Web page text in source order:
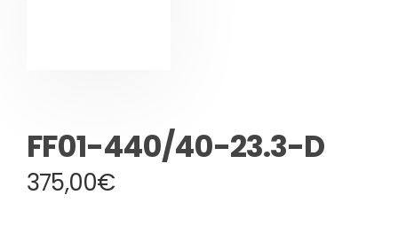
FF01-440/40-23.3-D
375,00€